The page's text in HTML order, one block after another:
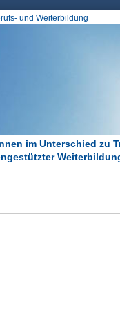
und Weiterbildung
im Unterschied zu